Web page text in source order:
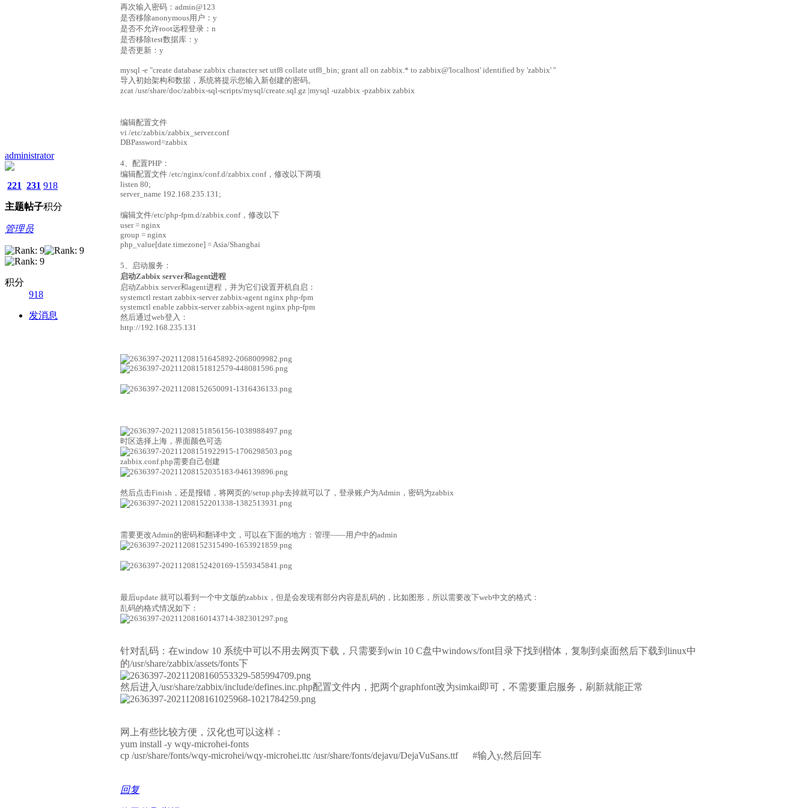
administrator
221
主题
231
帖子
918
积分
管理员
积分
918
发消息
再次输入密码：admin@123
是否移除anonymous用户：y
是否不允许root远程登录：n
是否移除test数据库：y
是否更新：y
mysql -e "create database zabbix character set utf8 collate utf8_bin; grant all on zabbix.* to zabbix@'localhost' identified by 'zabbix' "
导入初始架构和数据，系统将提示您输入新创建的密码。
zcat /usr/share/doc/zabbix-sql-scripts/mysql/create.sql.gz |mysql -uzabbix -pzabbix zabbix
编辑配置文件
vi /etc/zabbix/zabbix_server.conf
DBPassword=zabbix
4、配置PHP：
编辑配置文件 /etc/nginx/conf.d/zabbix.conf，修改以下两项
listen 80;
server_name 192.168.235.131;
编辑文件/etc/php-fpm.d/zabbix.conf，修改以下
user = nginx
group = nginx
php_value[date.timezone] = Asia/Shanghai
5、启动服务：
启动Zabbix server和agent进程
启动Zabbix server和agent进程，并为它们设置开机自启：
systemctl restart zabbix-server zabbix-agent nginx php-fpm
systemctl enable zabbix-server zabbix-agent nginx php-fpm
然后通过web登入：
http://192.168.235.131
时区选择上海，界面颜色可选
zabbix.conf.php需要自己创建
然后点击Finish，还是报错，将网页的/setup.php去掉就可以了，登录账户为Admin，密码为zabbix
需要更改Admin的密码和翻译中文，可以在下面的地方：管理——用户中的admin
最后update 就可以看到一个中文版的zabbix，但是会发现有部分内容是乱码的，比如图形，所以需要改下web中文的格式：
乱码的格式情况如下：
针对乱码：在window 10 系统中可以不用去网页下载，只需要到win 10 C盘中windows/font目录下找到楷体，复制到桌面然后下载到linux中
的/usr/share/zabbix/assets/fonts下
然后进入/usr/share/zabbix/include/defines.inc.php配置文件内，把两个graphfont改为simkai即可，不需要重启服务，刷新就能正常
网上有些比较方便，汉化也可以这样：
yum install -y wqy-microhei-fonts
cp /usr/share/fonts/wqy-microhei/wqy-microhei.ttc /usr/share/fonts/dejavu/DejaVuSans.ttf #输入y,然后回车
回复